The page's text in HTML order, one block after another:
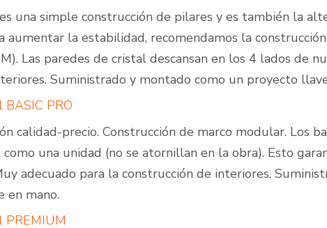
una simple construcción de pilares y es también la
aumentar la estabilidad, recomendamos la
Las paredes de cristal descansan en los 4 lados de
Suministrado y montado como un proyecto
BASIC PRO
calidad-precio. Construcción de marco modular. Los
una unidad (no se atornillan en la obra). Esto
adecuado para la construcción de interiores.
en mano.
PREMIUM